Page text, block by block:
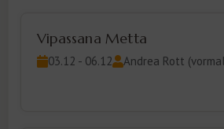
Vipassana Metta
03.12 - 06.12 Andrea Rott